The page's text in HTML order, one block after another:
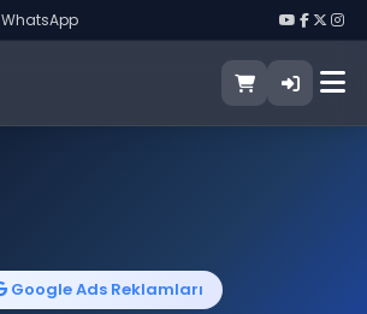
WhatsApp
Google Ads Reklamları